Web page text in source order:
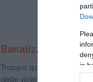
in
Banalizzazioni
Troppo spesso la
delle vicende di molti film